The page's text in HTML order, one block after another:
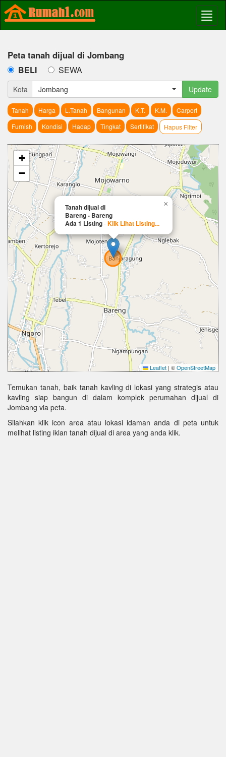
Peta tanah dijual di Jombang
BELI SEWA
Kota Jombang Update
Tanah Harga L.Tanah Bangunan K.T. K.M.
Carport
Furnish
Kondisi Hadap Tingkat Sertifikat Hapus Filter
Tanah dijual di
Bareng - Bareng
Ada 1 Listing-Klik Lihat Listing...
×
+
−
Leaflet | ©OpenStreetMap
Temukan tanah, baik tanah kavling di lokasi yang strategis atau
kavling siap bangun di dalam komplek perumahan dijual di
Jombang via peta.
Silahkan klik icon area atau lokasi idaman anda di peta untuk
melihat listing iklan tanah dijual di area yang anda klik.